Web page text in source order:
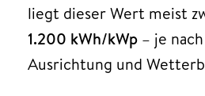
liegt dieser Wert meist
1.200 kWh/kWp – je
Ausrichtung und